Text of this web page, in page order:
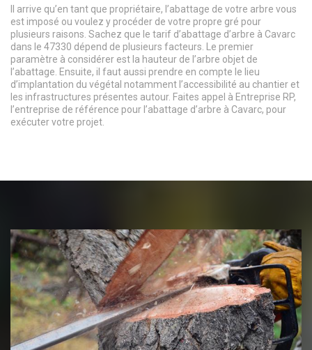
Il arrive qu’en tant que propriétaire, l’abattage de votre arbre vous
est imposé ou voulez y procéder de votre propre gré pour
plusieurs raisons. Sachez que le tarif d’abattage d’arbre à Cavarc
dans le 47330 dépend de plusieurs facteurs. Le premier
paramètre à considérer est la hauteur de l’arbre objet de
l’abattage. Ensuite, il faut aussi prendre en compte le lieu
d’implantation du végétal notamment l’accessibilité au chantier et
les infrastructures présentes autour. Faites appel à Entreprise RP,
l’entreprise de référence pour l’abattage d’arbre à Cavarc, pour
exécuter votre projet.